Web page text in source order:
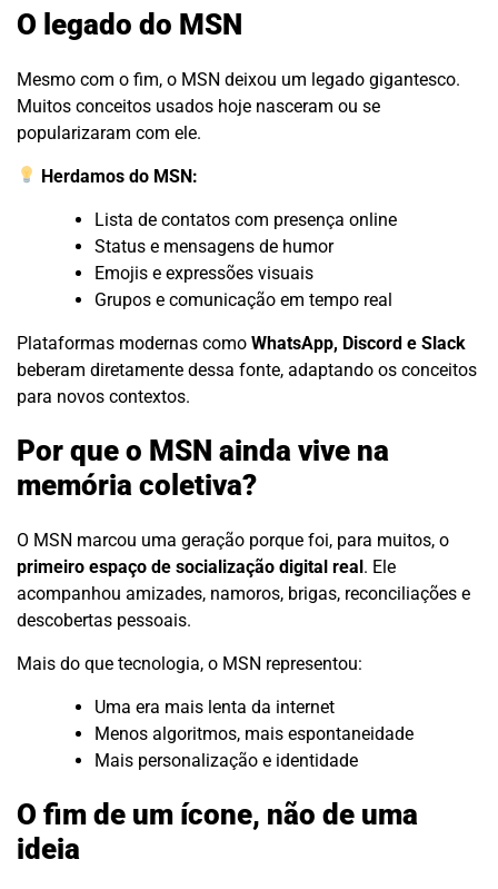
O legado do MSN
Mesmo com o fim, o MSN deixou um legado gigantesco.
Muitos conceitos usados hoje nasceram ou se
popularizaram com ele.
Herdamos do MSN:
Lista de contatos com presença online
Status e mensagens de humor
Emojis e expressões visuais
Grupos e comunicação em tempo real
Plataformas modernas como WhatsApp, Discord e Slack
beberam diretamente dessa fonte, adaptando os conceitos
para novos contextos.
Por que o MSN ainda vive na
memória coletiva?
O MSN marcou uma geração porque foi, para muitos, o
primeiro espaço de socialização digital real. Ele
acompanhou amizades, namoros, brigas, reconciliações e
descobertas pessoais.
Mais do que tecnologia, o MSN representou:
Uma era mais lenta da internet
Menos algoritmos, mais espontaneidade
Mais personalização e identidade
O fim de um ícone, não de uma
ideia